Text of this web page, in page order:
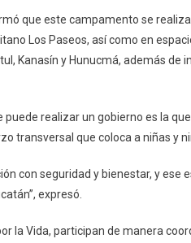
Campamento
De
Verano
Renacimiento
2026
que este campamento se
Los Paseos, así como en
Kanasín y Hunucmá, además de
realizar un gobierno es la
transversal que coloca a niñas y
con seguridad y bienestar, y ese
expresó.
la Vida, participan de manera